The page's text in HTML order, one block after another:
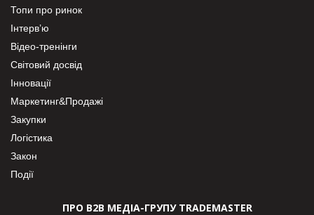
Топи про ринок
Інтерв’ю
Відео-тренінги
Світовий досвід
Інновації
Маркетинг&Продажі
Закупки
Логістика
Закон
Події
ПРО В2В МЕДІА-ГРУПУ TRADEMASTER